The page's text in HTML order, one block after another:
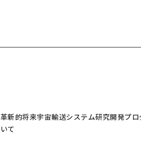
革新的将来宇宙輸送システム研究開発プ
いて